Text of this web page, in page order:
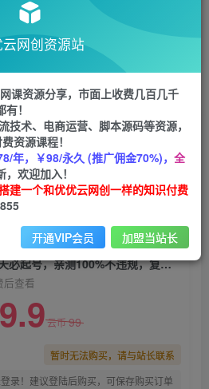
推荐
3天必起号，亲测100%不违
＋
关注 私信
最新AI头条暴力掘金，3天必起号，亲测100%不违规，复制粘贴月入6000＋
后查看
9.9云币99
暂时无法购买，请与站长联系
录！建议登陆后购买，可保存购买订单
网创资源站
课资源分享，市面上收费几百几千
！
技术、电商运营、脚本源码等资源，
资源课程！
年，￥98/永久 (推广佣金70%)， 全
，欢迎加入！
建一个和优优云网创一样的知识付费
开通VIP会员 加盟当站长